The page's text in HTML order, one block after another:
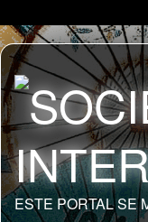
ESTE PORTAL SE